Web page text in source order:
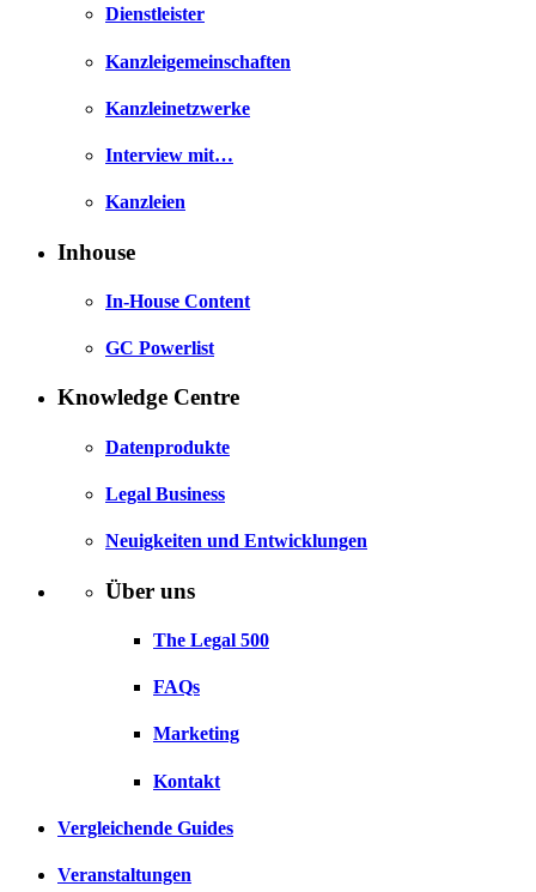
Dienstleister
Kanzleigemeinschaften
Kanzleinetzwerke
Interview mit…
Kanzleien
Inhouse
In-House Content
GC Powerlist
Knowledge Centre
Datenprodukte
Legal Business
Neuigkeiten und Entwicklungen
Über uns
The Legal 500
FAQs
Marketing
Kontakt
Vergleichende Guides
Veranstaltungen